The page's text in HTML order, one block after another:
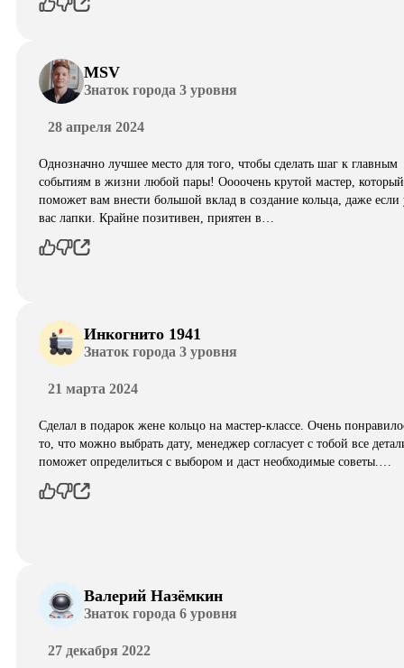
MSV
Знаток города 3 уровня
28 апреля 2024
Однозначно лучшее место для того, чтобы сделать шаг к главным
событиям в жизни любой пары! Оооочень крутой мастер, который
поможет вам внести большой вклад в создание кольца, даже если
вас лапки. Крайне позитивен, приятен в…
Инкогнито 1941
Знаток города 3 уровня
21 марта 2024
Сделал в подарок жене кольцо на мастер-классе. Очень
то, что можно выбрать дату, менеджер согласует с тобой все
поможет определиться с выбором и даст необходимые советы.…
Валерий Назёмкин
Знаток города 6 уровня
27 декабря 2022